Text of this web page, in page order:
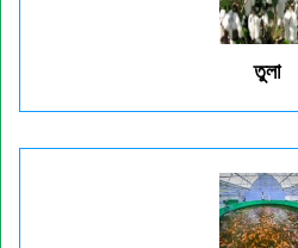
তুলা